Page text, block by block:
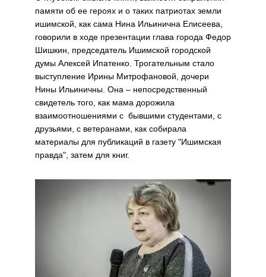
памяти об ее героях и о таких патриотах земли
ишимской, как сама Нина Ильинична Елисеева,
говорили в ходе презентации глава города Федор
Шишкин, председатель Ишимской городской
думы Алексей Ипатенко. Трогательным стало
выступление Ирины Митрофановой, дочери
Нины Ильиничны. Она – непосредственный
свидетель того, как мама дорожила
взаимоотношениями с бывшими студентами, с
друзьями, с ветеранами, как собирала
материалы для публикаций в газету "Ишимская
правда", затем для книг.